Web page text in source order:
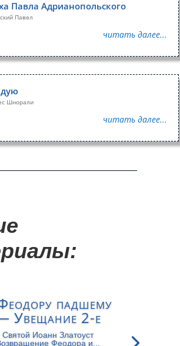
Павла Адрианопольского
Павел
читать далее...
Шнорали
читать далее...
падшему
Увещание 2-е
Святой Иоанн Златоуст
Феодора и...